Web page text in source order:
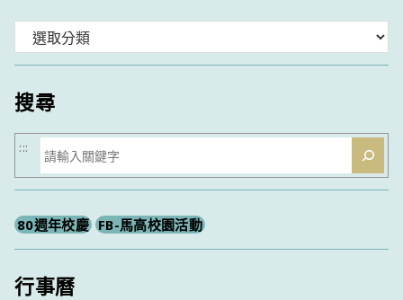
類
搜尋
搜
尋
:::
80週年校慶 FB-馬高校園活動
行事曆